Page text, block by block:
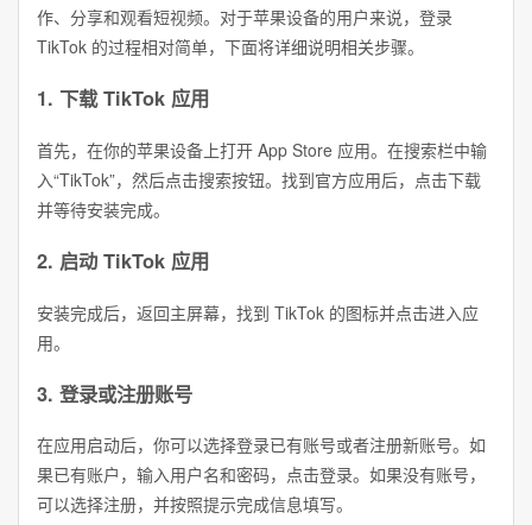
作、分享和观看短视频。对于苹果设备的用户来说，登录
TikTok 的过程相对简单，下面将详细说明相关步骤。
1. 下载 TikTok 应用
首先，在你的苹果设备上打开 App Store 应用。在搜索栏中输
入“TikTok”，然后点击搜索按钮。找到官方应用后，点击下载
并等待安装完成。
2. 启动 TikTok 应用
安装完成后，返回主屏幕，找到 TikTok 的图标并点击进入应
用。
3. 登录或注册账号
在应用启动后，你可以选择登录已有账号或者注册新账号。如
果已有账户，输入用户名和密码，点击登录。如果没有账号，
可以选择注册，并按照提示完成信息填写。